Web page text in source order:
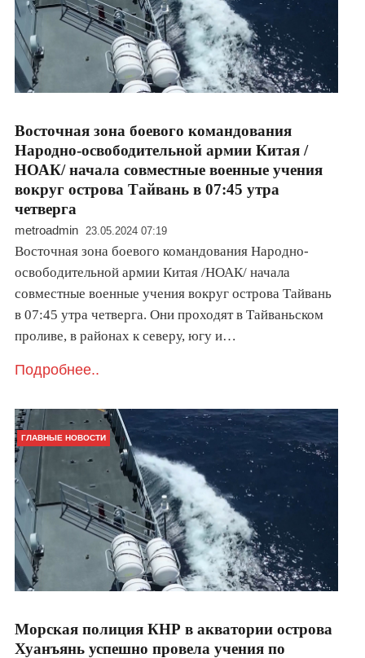
Восточная зона боевого командования
Народно-освободительной армии Китая /
НОАК/ начала совместные военные учения
вокруг острова Тайвань в 07:45 утра
четверга
metroadmin 23.05.2024 07:19
Восточная зона боевого командования Народно-
освободительной армии Китая /НОАК/ начала
совместные военные учения вокруг острова Тайвань
в 07:45 утра четверга. Они проходят в Тайваньском
проливе, в районах к северу, югу и…
Подробнее..
ГЛАВНЫЕ НОВОСТИ
Морская полиция КНР в акватории острова
Хуанъянь успешно провела учения по